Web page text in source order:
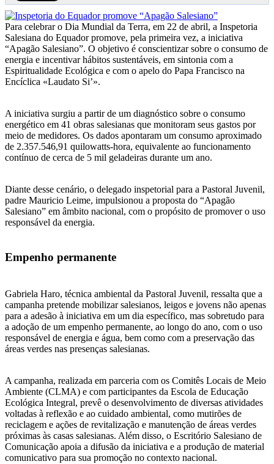
Para celebrar o Dia Mundial da Terra, em 22 de abril, a Inspetoria
Salesiana do Equador promove, pela primeira vez, a iniciativa
“Apagão Salesiano”. O objetivo é conscientizar sobre o consumo de
energia e incentivar hábitos sustentáveis, em sintonia com a
Espiritualidade Ecológica e com o apelo do Papa Francisco na
Encíclica «Laudato Si’».
A iniciativa surgiu a partir de um diagnóstico sobre o consumo
energético em 41 obras salesianas que monitoram seus gastos por
meio de medidores. Os dados apontaram um consumo aproximado
de 2.357.546,91 quilowatts-hora, equivalente ao funcionamento
contínuo de cerca de 5 mil geladeiras durante um ano.
Diante desse cenário, o delegado inspetorial para a Pastoral Juvenil,
padre Mauricio Leime, impulsionou a proposta do “Apagão
Salesiano” em âmbito nacional, com o propósito de promover o uso
responsável da energia.
Empenho permanente
Gabriela Haro, técnica ambiental da Pastoral Juvenil, ressalta que a
campanha pretende mobilizar salesianos, leigos e jovens não apenas
para a adesão à iniciativa em um dia específico, mas sobretudo para
a adoção de um empenho permanente, ao longo do ano, com o uso
responsável de energia e água, bem como com a preservação das
áreas verdes nas presenças salesianas.
A campanha, realizada em parceria com os Comitês Locais de Meio
Ambiente (CLMA) e com participantes da Escola de Educação
Ecológica Integral, prevê o desenvolvimento de diversas atividades
voltadas à reflexão e ao cuidado ambiental, como mutirões de
reciclagem e ações de revitalização e manutenção de áreas verdes
próximas às casas salesianas. Além disso, o Escritório Salesiano de
Comunicação apoia a difusão da iniciativa e a produção de material
comunicativo para sua promoção no contexto nacional.